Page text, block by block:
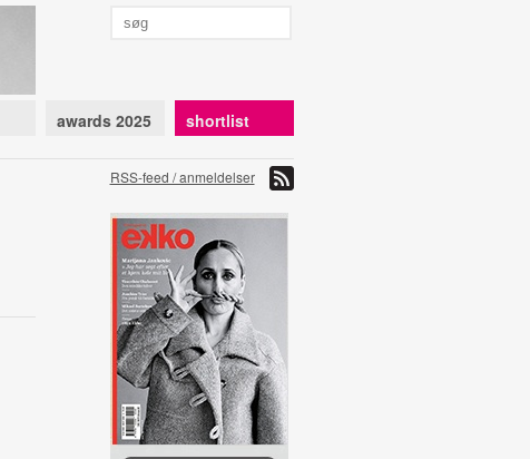
awards 2025 shortlist
RSS-feed / anmeldelser